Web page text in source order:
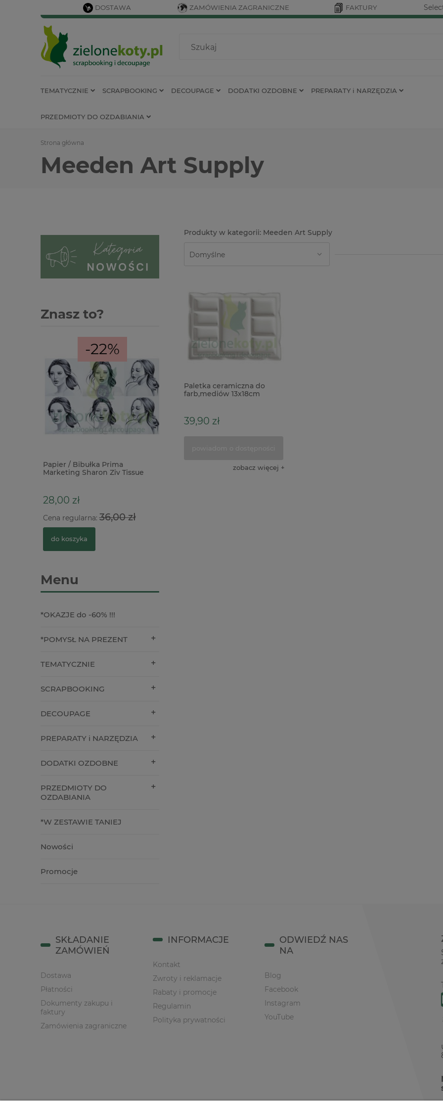
DOSTAWA ZAMÓWIENIA ZAGRANICZNE FAKTURY
TEMATYCZNIE SCRAPBOOKING DECOUPAGE DODATKI OZDOBNE PREPARATY i NARZĘDZIA
PRZEDMIOTY DO OZDABIANIA
Strona główna
Meeden Art Supply
Znasz to?
-22%
Papier / Bibułka Prima
Marketing Sharon Ziv Tissue
28,00 zł
Cena regularna: 36,00 zł
do koszyka
Pasta strukturalna Ranger
Distress Tim Holtz Texture Paste
Wycinanka Kreatywna
Pracownia komunia
Menu
*OKAZJE do -60% !!!
*POMYSŁ NA PREZENT
TEMATYCZNIE
SCRAPBOOKING
DECOUPAGE
PREPARATY i NARZĘDZIA
DODATKI OZDOBNE
PRZEDMIOTY DO
OZDABIANIA
*W ZESTAWIE TANIEJ
Nowości
Promocje
Meeden Art Supply
Paletka ceramiczna do
farb,mediów 13x18cm
39,90 zł
zobacz więcej
SKŁADANIE
ZAMÓWIEŃ
Dostawa
Płatności
Dokumenty zakupu i
faktury
Zamówienia zagraniczne
INFORMACJE
Kontakt
Zwroty i reklamacje
Rabaty i promocje
Regulamin
Polityka prywatności
ODWIEDŹ NAS
NA
Blog
Facebook
Instagram
YouTube